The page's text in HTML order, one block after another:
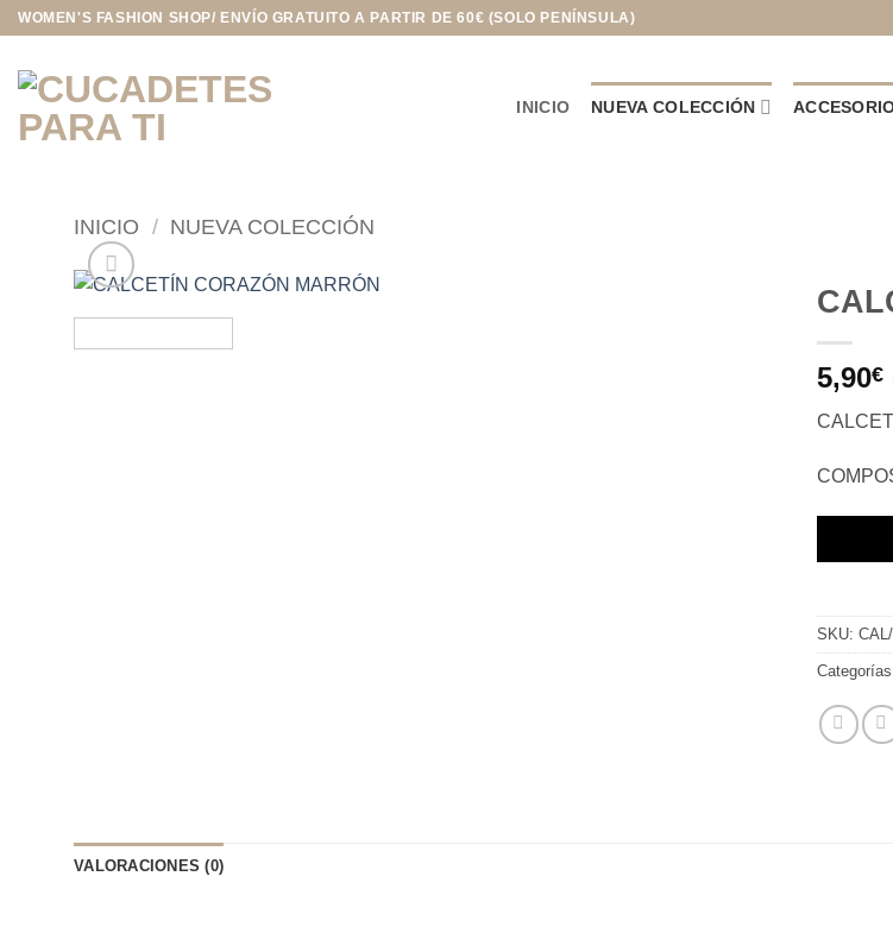
Saltar
contenido
WOMEN'S FASHION SHOP/ ENVÍO GRATUITO A PARTIR DE 60€ (SOLO PENÍNSULA)
INICIO NUEVA COLECCIÓN
INICIO / NUEVA COLECCIÓN
5,90€
SKU:
VALORACIONES (0)